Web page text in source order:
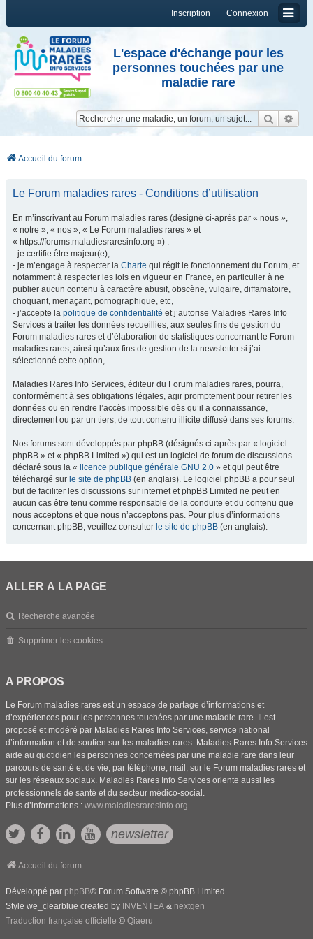
Connexion
Inscription
L'espace d'échange pour les
personnes touchées par une
maladie rare
Accueil du forum
Le Forum maladies rares - Conditions d’utilisation
En m’inscrivant au Forum maladies rares (désigné ci-après par « nous »,
« notre », « nos », « Le Forum maladies rares » et
« https://forums.maladiesraresinfo.org ») :
- je certifie être majeur(e),
- je m’engage à respecter la Charte qui régit le fonctionnement du Forum, et
notamment à respecter les lois en vigueur en France, en particulier à ne
publier aucun contenu à caractère abusif, obscène, vulgaire, diffamatoire,
choquant, menaçant, pornographique, etc,
- j’accepte la politique de confidentialité et j’autorise Maladies Rares Info
Services à traiter les données recueillies, aux seules fins de gestion du
Forum maladies rares et d’élaboration de statistiques concernant le Forum
maladies rares, ainsi qu’aux fins de gestion de la newsletter si j’ai
sélectionné cette option,
Maladies Rares Info Services, éditeur du Forum maladies rares, pourra,
conformément à ses obligations légales, agir promptement pour retirer les
données ou en rendre l’accès impossible dès qu’il a connaissance,
directement ou par un tiers, de tout contenu illicite diffusé dans ses forums.
Nos forums sont développés par phpBB (désignés ci-après par « logiciel
phpBB » et « phpBB Limited ») qui est un logiciel de forum de discussions
déclaré sous la « licence publique générale GNU 2.0 » et qui peut être
téléchargé sur le site de phpBB (en anglais). Le logiciel phpBB a pour seul
but de faciliter les discussions sur internet et phpBB Limited ne peut en
aucun cas être tenu comme responsable de la conduite et du contenu que
nous acceptons et que nous n’acceptons pas. Pour plus d’informations
concernant phpBB, veuillez consulter le site de phpBB (en anglais).
ALLER À LA PAGE
Recherche avancée
Supprimer les cookies
A PROPOS
Le Forum maladies rares est un espace de partage d’informations et
d’expériences pour les personnes touchées par une maladie rare. Il est
proposé et modéré par Maladies Rares Info Services, service national
d’information et de soutien sur les maladies rares. Maladies Rares Info Services
aide au quotidien les personnes concernées par une maladie rare dans leur
parcours de santé et de vie, par téléphone, mail, sur le Forum maladies rares et
sur les réseaux sociaux. Maladies Rares Info Services oriente aussi les
professionnels de santé et du secteur médico-social.
Plus d’informations : www.maladiesraresinfo.org
newsletter
Accueil du forum
Développé par phpBB® Forum Software © phpBB Limited
Style we_clearblue created by INVENTEA & nextgen
Traduction française officielle © Qiaeru